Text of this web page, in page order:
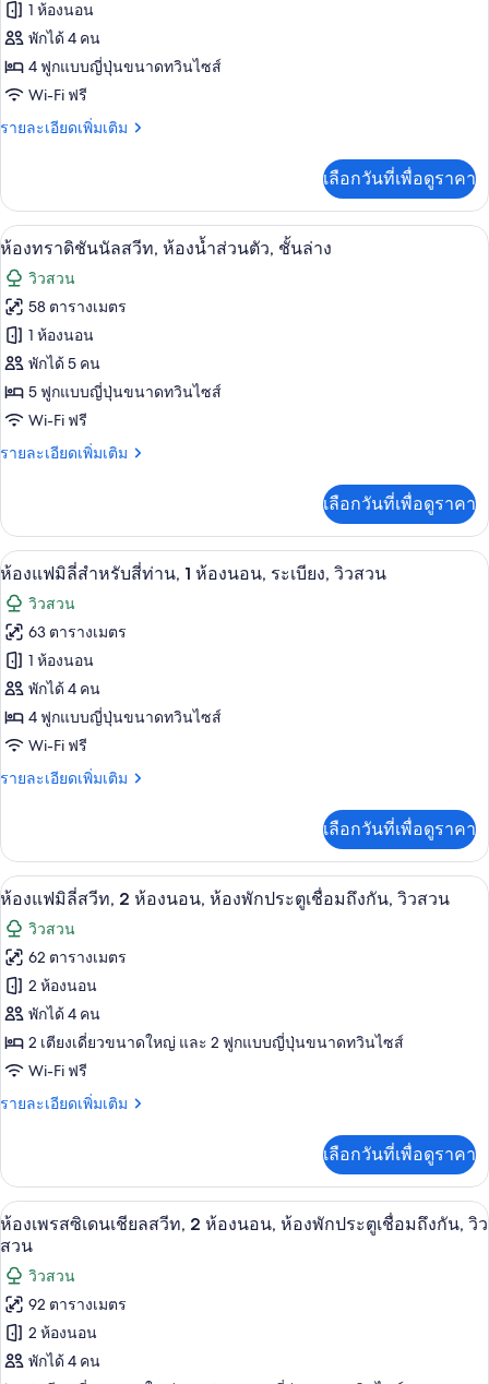
TAKE
1F
670ft2
ทั้งหมด
ของ
ห้อง
สแตนดาร์ด,
ปลอด
อาคาร
เสริม
1 ห้องนอน
พักได้ 4 คน
4 ฟูกแบบญี่ปุ่นขนาดทวินไซส์
Wi-Fi ฟรี
รายละเอียดเพิ่มเติม
ราย
เกี่ยว
กับ
ห้อง
สแตนดาร์ด,
ปลอด
บุหรี่,
อาคาร
เสริม
เลือกวันที่เพื่อดูราคา
เปิด
ภาพถ่าย
ทั้งหมด
ของ
ห้อง
ทราดิ
ชัน
นัล
ห้องน้ำ
ส่วน
ตัว,
ชั้น
ล่าง
ห้องทราดิชันนัลสวีท, ห้องน้ำส่วนตัว,
14
ห้องทราดิชันนัลสวีท, ห้องน้ำส่วนตัว, ชั้นล่าง
วิวสวน
58 ตารางเมตร
1 ห้องนอน
พักได้ 5 คน
5 ฟูกแบบญี่ปุ่นขนาดทวินไซส์
Wi-Fi ฟรี
รายละเอียดเพิ่มเติม
ราย
เกี่ยว
กับ
ห้อง
ทราดิ
ชัน
นัล
สวี
ท,
ห้องน้ำ
ส่วน
ตัว,
ชั้น
เลือกวันที่เพื่อดูราคา
เปิด
ภาพถ่าย
ทั้งหมด
ของ
ห้อง
แฟ
มิ
ลี่
สี่
ท่าน,
1
ห้อง
นอน,
ระเบียง,
วิว
สวน
เครื่องนอนระดับพรีเมียม, ผ้านวมขนเ
10
ห้องแฟมิลี่สำหรับสี่ท่าน, 1 ห้องนอน, ระเบียง, วิวสวน
วิวสวน
63 ตารางเมตร
1 ห้องนอน
พักได้ 4 คน
4 ฟูกแบบญี่ปุ่นขนาดทวินไซส์
Wi-Fi ฟรี
รายละเอียดเพิ่มเติม
ราย
เกี่ยว
กับ
ห้อง
แฟ
มิ
ลี่
สำหรับ
สี่
ท่าน,
ห้อง
นอน,
วิว
เลือกวันที่เพื่อดูราคา
เปิด
ภาพถ่าย
ทั้งหมด
ของ
ห้อง
แฟ
มิ
ลี่
2
ห้อง
นอน,
ห้อง
พัก
ประตู
เชื่อม
ห้องแฟมิลี่สวีท, 2 ห้องนอน, ห้องพักปร
10
ห้องแฟมิลี่สวีท, 2 ห้องนอน, ห้องพักประตูเชื่อมถึงกัน, วิวสวน
วิวสวน
62 ตารางเมตร
2 ห้องนอน
พักได้ 4 คน
2 เตียงเดี่ยวขนาดใหญ่ และ 2 ฟูกแบบญี่ปุ่นขนาดทวินไซส์
Wi-Fi ฟรี
รายละเอียดเพิ่มเติม
ราย
เกี่ยว
กับ
ห้อง
แฟ
ลี่
สวี
ท,
2
ห้อง
เลือกวันที่เพื่อดูราคา
เปิด
ภาพถ่าย
ทั้งหมด
ของ
ห้อง
เพรส
ห้องเพรสซิเดนเชียลสวีท, 2 ห้องนอน,
13
ห้องเพรสซิเดนเชียลสวีท, 2 ห้องนอน, ห้องพักประตูเชื่อมถึงกัน, วิว
สวน
วิวสวน
92 ตารางเมตร
2 ห้องนอน
พักได้ 4 คน